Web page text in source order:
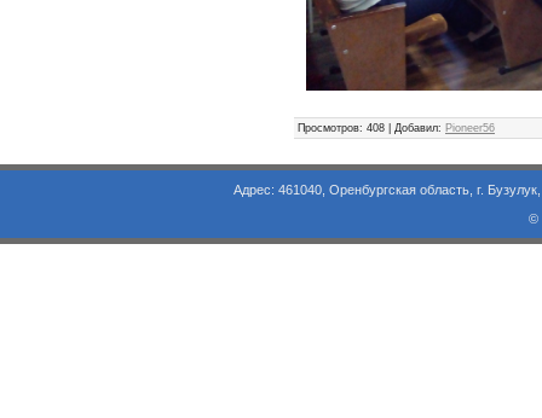
Просмотров: 408 | Добавил: Pioneer56
Адрес: 461040, Оренбургская область, г. Бузулук, ул.
©